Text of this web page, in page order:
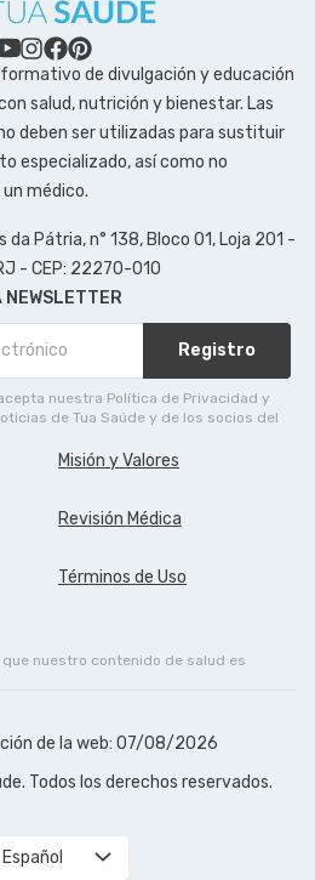
de divulgación y educación
salud, nutrición y bienestar. Las
deben ser utilizadas para sustituir
especializado, así como no
médico.
da Pátria, n° 138, Bloco 01, Loja 201 -
- CEP: 22270-010
NEWSLETTER
Registro
nuestra Política de Privacidad y
de Tua Saúde y de los socios del
Misión y Valores
Revisión Médica
Términos de Uso
nuestro contenido de salud es
de la web: 07/08/2026
Todos los derechos reservados.
Español